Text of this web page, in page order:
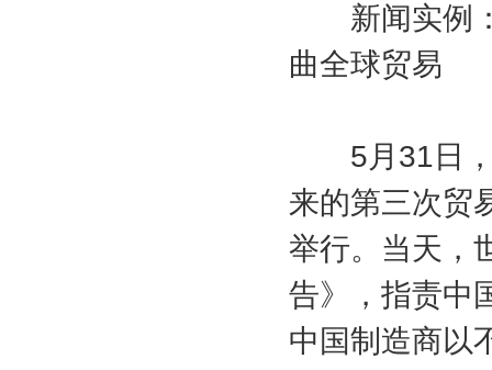
新闻实例：
曲全球贸易
5月31日，
来的第三次贸
举行。当天，
告》，指责中
中国制造商以